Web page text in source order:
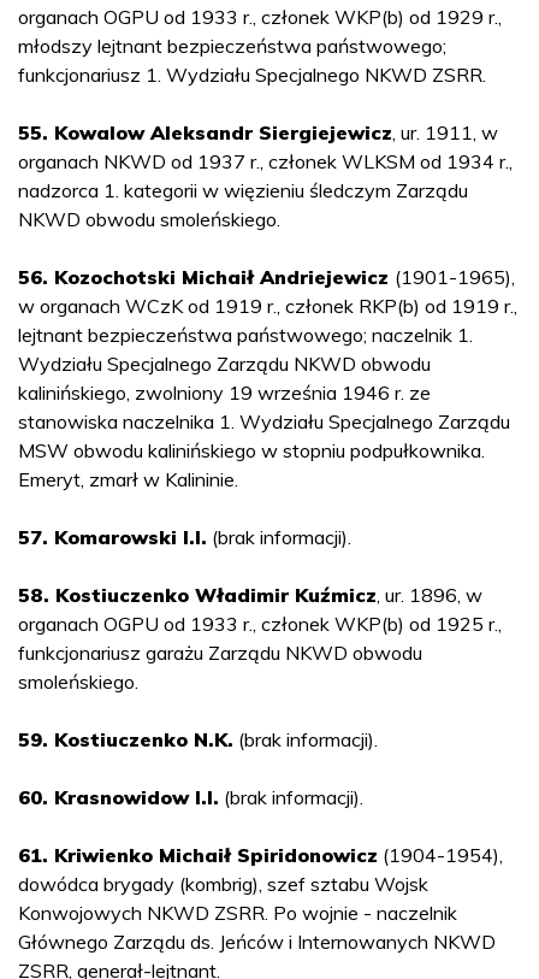
organach OGPU od 1933 r., członek WKP(b) od 1929 r.,
młodszy lejtnant bezpieczeństwa państwowego;
funkcjonariusz 1. Wydziału Specjalnego NKWD ZSRR.
55. Kowalow Aleksandr Siergiejewicz , ur. 1911, w
organach NKWD od 1937 r., członek WLKSM od 1934 r.,
nadzorca 1. kategorii w więzieniu śledczym Zarządu
NKWD obwodu smoleńskiego.
56. Kozochotski Michaił Andriejewicz (1901-1965),
w organach WCzK od 1919 r., członek RKP(b) od 1919 r.,
lejtnant bezpieczeństwa państwowego; naczelnik 1.
Wydziału Specjalnego Zarządu NKWD obwodu
kalinińskiego, zwolniony 19 września 1946 r. ze
stanowiska naczelnika 1. Wydziału Specjalnego Zarządu
MSW obwodu kalinińskiego w stopniu podpułkownika.
Emeryt, zmarł w Kalininie.
57. Komarowski I.I. (brak informacji).
58. Kostiuczenko Władimir Kuźmicz , ur. 1896, w
organach OGPU od 1933 r., członek WKP(b) od 1925 r.,
funkcjonariusz garażu Zarządu NKWD obwodu
smoleńskiego.
59. Kostiuczenko N.K. (brak informacji).
60. Krasnowidow I.I. (brak informacji).
61. Kriwienko Michaił Spiridonowicz (1904-1954),
dowódca brygady (kombrig), szef sztabu Wojsk
Konwojowych NKWD ZSRR. Po wojnie - naczelnik
Głównego Zarządu ds. Jeńców i Internowanych NKWD
ZSRR, generał-lejtnant.